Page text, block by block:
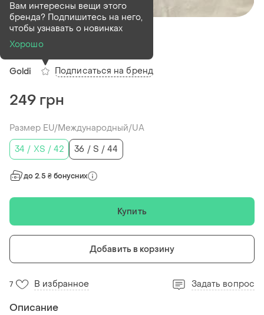
В наличии 1 шт
Кроп-топ goldi
Goldi
Вам интересны вещи этого
бренда? Подпишитесь на него,
чтобы узнавать о новинках
Хорошо
Подписаться на бренд
249 грн
Размер EU/Международный/UA
34 / XS / 42
36 / S / 44
до 2.5 ₴ бонусних
Купить
Добавить в корзину
7 В избранное Задать вопрос
Описание